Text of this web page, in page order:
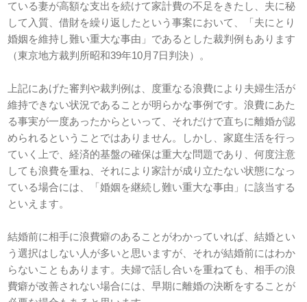
ている妻が高額な支出を続けて家計費の不足をきたし、夫に秘
して入質、借財を繰り返したという事案において、「夫にとり
婚姻を維持し難い重大な事由」であるとした裁判例もあります
（東京地方裁判所昭和39年10月7日判決）。
上記にあげた審判や裁判例は、度重なる浪費により夫婦生活が
維持できない状況であることが明らかな事例です。浪費にあた
る事実が一度あったからといって、それだけで直ちに離婚が認
められるということではありません。しかし、家庭生活を行っ
ていく上で、経済的基盤の確保は重大な問題であり、何度注意
しても浪費を重ね、それにより家計が成り立たない状態になっ
ている場合には、「婚姻を継続し難い重大な事由」に該当する
といえます。
結婚前に相手に浪費癖のあることがわかっていれば、結婚とい
う選択はしない人が多いと思いますが、それが結婚前にはわか
らないこともあります。夫婦で話し合いを重ねても、相手の浪
費癖が改善されない場合には、早期に離婚の決断をすることが